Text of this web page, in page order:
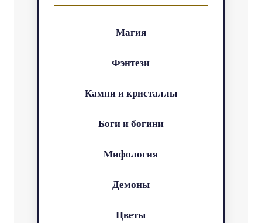
Магия
Фэнтези
Камни и кристаллы
Боги и богини
Мифология
Демоны
Цветы